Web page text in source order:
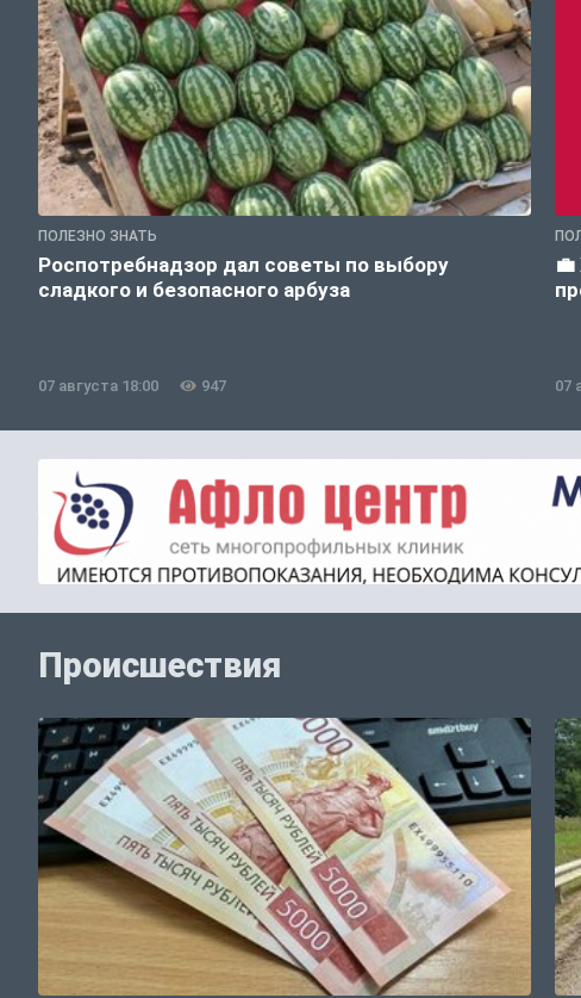
ПОЛЕЗНО ЗНАТЬ
Роспотребнадзор дал советы по выбору
сладкого и безопасного арбуза
07 августа 18:00 947 07
Происшествия